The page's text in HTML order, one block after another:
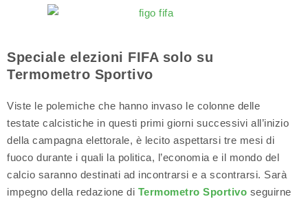
Speciale elezioni FIFA solo su
Termometro Sportivo
Viste le polemiche che hanno invaso le colonne delle
testate calcistiche in questi primi giorni successivi all’inizio
della campagna elettorale, è lecito aspettarsi tre mesi di
fuoco durante i quali la politica, l’economia e il mondo del
calcio saranno destinati ad incontrarsi e a scontrarsi. Sarà
impegno della redazione di Termometro Sportivo seguirne